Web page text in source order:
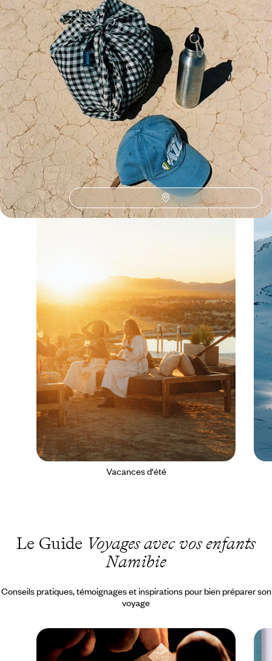
Toutes nos suggestions de voyages avec vos enfants en
Namibie (1)
La Namibie selonvos envies
Parce que chaque voyageur est différent
Vacances d'été
Le Guide Voyages avec vos enfants
Namibie
Conseils pratiques, témoignages et inspirations pour bien préparer son
voyage